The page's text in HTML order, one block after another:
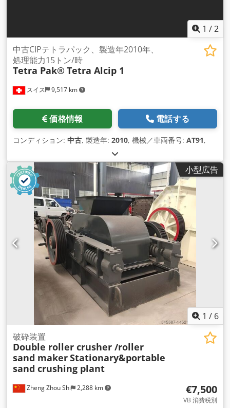
1 /2
スイス 9,517 km
中古CIPテトラパック、製造年2010年、
処理能力15トン/時
Tetra Pak® Tetra Alcip 1
価格情報 電話する
コンディション: 中古, 製造年: 2010, 機械／車両番号: AT91,
小型広告
1 / 6
Zheng Zhou Shi 2,288 km
破砕装置
Double roller crusher /roller
sand makerStationary&portable
sand crushing plant
€7,500
VB 消費税別